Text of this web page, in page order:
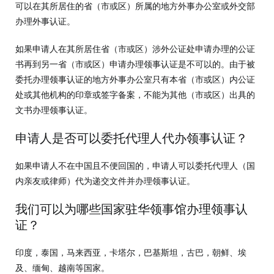
可以在其所居住的省（市或区）所属的地方外事办公室或外交部
办理外事认证。
如果申请人在其所居住省（市或区）涉外公证处申请办理的公证
书再到另一省（市或区）申请办理领事认证是不可以的。由于被
委托办理领事认证的地方外事办公室只有本省（市或区）内公证
处或其他机构的印章或签字备案，不能为其他（市或区）出具的
文书办理领事认证。
申请人是否可以委托代理人代办领事认证？
如果申请人不在中国且不便回国的，申请人可以委托代理人（国
内亲友或律师）代为递交文件并办理领事认证。
我们可以为哪些国家驻华领事馆办理领事认
证？
印度，泰国，马来西亚，卡塔尔，巴基斯坦，古巴，朝鲜、埃
及、缅甸、越南等国家。